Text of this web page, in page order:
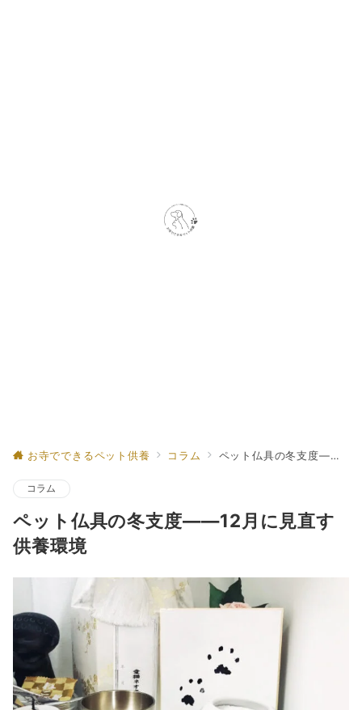
お寺でできるペット供養 コラム ペット仏具の冬支度——12月に見直す供養環境
コラム
ペット仏具の冬支度——12月に見直す
供養環境